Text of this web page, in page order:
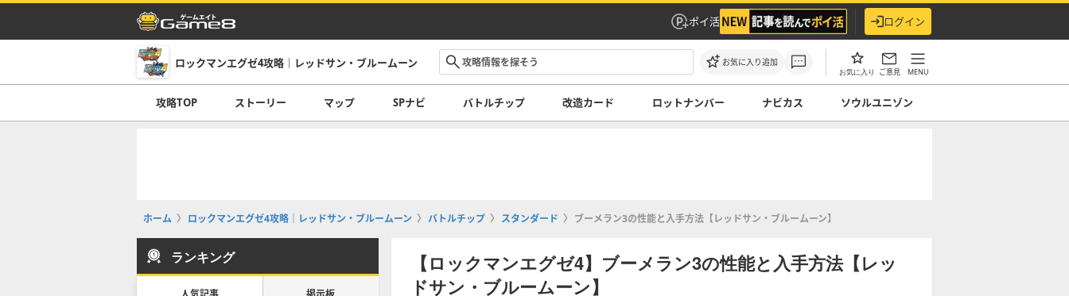
ポイ活 ログイン
ロックマンエグゼ4攻略｜レッドサン・ブルームーン お気に入り追加
お気に入り ご意見 MENU
攻略TOP ストーリー マップ SPナビ バトルチップ 改造カード ロットナンバー ナビカス ソウルユニゾン
ホーム ロックマンエグゼ4攻略｜レッドサン・ブルームーン バトルチップ スタンダード ブーメラン3の性能と入手方法【レッドサン・ブルームーン】
【ロックマンエグゼ4】ブーメラン3の性能と入手方法【レッ
ドサン・ブルームーン】
ランキング